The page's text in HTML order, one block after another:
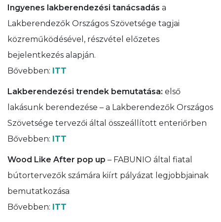
Ingyenes lakberendezési tanácsadás a
Lakberendezők Országos Szövetsége tagjai
közreműködésével, részvétel előzetes
bejelentkezés alapján.
Bővebben: ITT
Lakberendezési trendek bemutatása: első
lakásunk berendezése – a Lakberendezők Országos
Szövetsége tervezői által összeállított enteriőrben
Bővebben: ITT
Wood Like After pop up – FABUNIO által fiatal
bútortervezők számára kiírt pályázat legjobbjainak
bemutatkozása
Bővebben: ITT